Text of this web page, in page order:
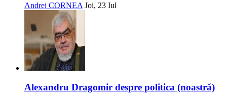
Andrei CORNEA Joi, 23 Iul
Alexandru Dragomir despre politica (noastră)